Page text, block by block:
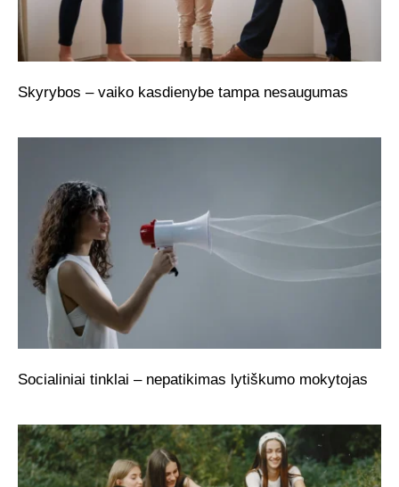
Skyrybos – vaiko kasdienybe tampa nesaugumas
Socialiniai tinklai – nepatikimas lytiškumo mokytojas